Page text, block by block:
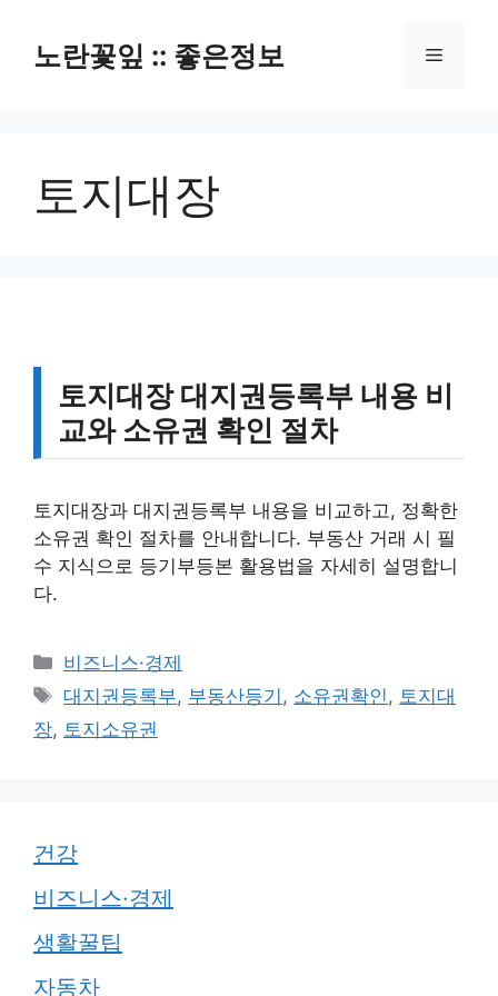
노란꽃잎 :: 좋은정보 메
토지대장
토지대장 대지권등록부 내용 비
교와 소유권 확인 절차
토지대장과 대지권등록부 내용을 비교하고, 정확한
소유권 확인 절차를 안내합니다. 부동산 거래 시 필
수 지식으로 등기부등본 활용법을 자세히 설명합니
다.
카
테
리
비즈니스·경제
태
그
대지권등록부, 부동산등기 , 소유권확인, 토지대
장, 토지소유권
건강
비즈니스·경제
생활꿀팁
자동차